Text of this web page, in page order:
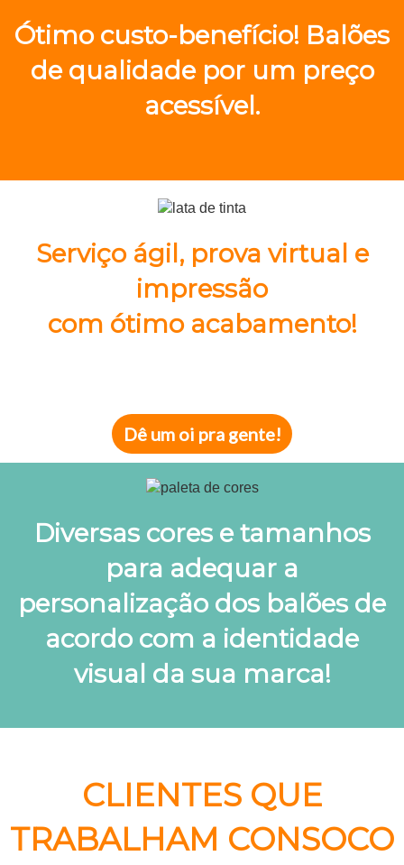
Ótimo custo-benefício! Balões
de qualidade por um preço
acessível.
Serviço ágil, prova virtual e
impressão
com ótimo acabamento!
Dê um oi pra gente!
Diversas cores e tamanhos
para adequar a
personalização dos balões de
acordo com a identidade
visual da sua marca!
CLIENTES QUE
TRABALHAM CONSOCO